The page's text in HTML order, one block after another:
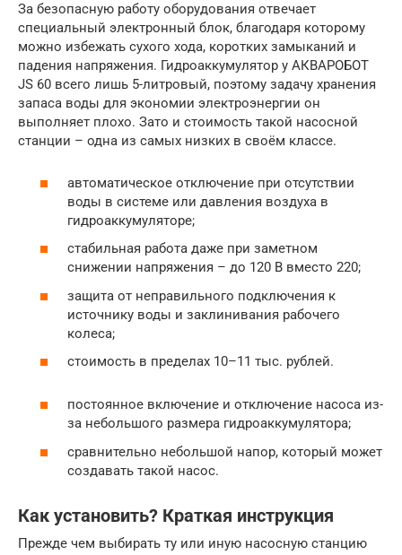
За безопасную работу оборудования отвечает
специальный электронный блок, благодаря которому
можно избежать сухого хода, коротких замыканий и
падения напряжения. Гидроаккумулятор у АКВАРОБОТ
JS 60 всего лишь 5-литровый, поэтому задачу хранения
запаса воды для экономии электроэнергии он
выполняет плохо. Зато и стоимость такой насосной
станции – одна из самых низких в своём классе.
автоматическое отключение при отсутствии
воды в системе или давления воздуха в
гидроаккумуляторе;
стабильная работа даже при заметном
снижении напряжения – до 120 В вместо 220;
защита от неправильного подключения к
источнику воды и заклинивания рабочего
колеса;
стоимость в пределах 10–11 тыс. рублей.
постоянное включение и отключение насоса из-
за небольшого размера гидроаккумулятора;
сравнительно небольшой напор, который может
создавать такой насос.
Как установить? Краткая инструкция
Прежде чем выбирать ту или иную насосную станцию